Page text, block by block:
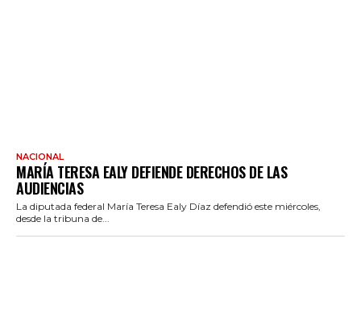
NACIONAL
MARÍA TERESA EALY DEFIENDE DERECHOS DE LAS
AUDIENCIAS
La diputada federal María Teresa Ealy Díaz defendió este miércoles,
desde la tribuna de...